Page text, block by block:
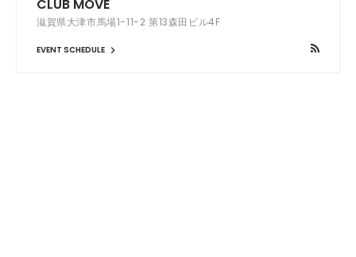
CLUB MOVE
滋賀県大津市馬場1-11-2 第13森田ビル4F
EVENT SCHEDULE